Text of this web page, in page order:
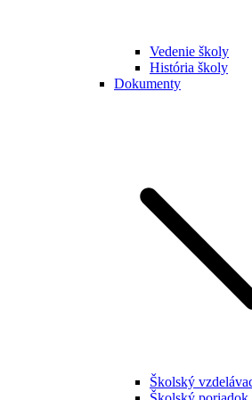
Vedenie školy
História školy
Dokumenty
Školský